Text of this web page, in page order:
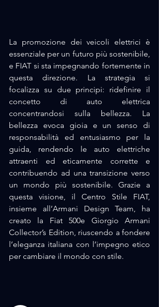
La promozione dei veicoli elettrici è
essenziale per un futuro più sostenibile,
e FIAT si sta impegnando fortemente in
questa direzione. La strategia si
focalizza su due principi: ridefinire il
concetto di auto elettrica
concentrandosi sulla bellezza. La
bellezza evoca gioia e un senso di
responsabilità ed entusiasmo per la
guida, rendendo le auto elettriche
attraenti ed eticamente corrette e
contribuendo ad una transizione verso
un mondo più sostenibile. Grazie a
questa visione, il Centro Stile FIAT,
insieme all’Armani Design Team, ha
creato la Fiat 500e Giorgio Armani
Collector’s Edition, riuscendo a fondere
l’eleganza italiana con l’impegno etico
per cambiare il mondo con stile.